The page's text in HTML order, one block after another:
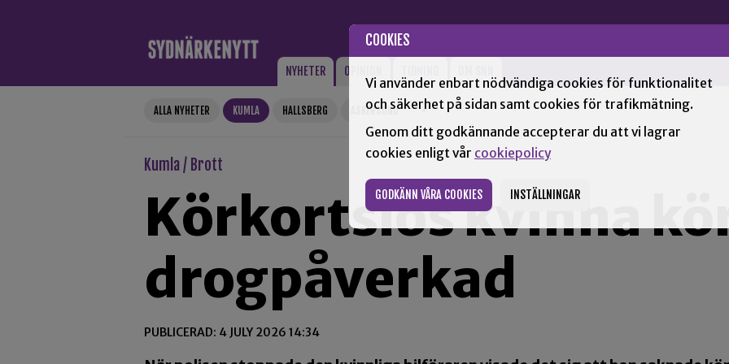
COOKIES
Vi använder enbart nödvändiga cookies för funktionalitet
och säkerhet på sidan samt cookies för trafikmätning.
Genom ditt godkännande accepterar du att vi lagrar
cookies enligt vår cookiepolicy
GODKÄNN VÅRA COOKIES INSTÄLLNINGAR
NYHETER OPINION
ALLA NYHETER KUMLA HALLSBERG ASKERSUND +
Kumla / Brott
Körkortslös kvinna
drogpåverkad
PUBLICERAD: 4 JULY 2026 14:34